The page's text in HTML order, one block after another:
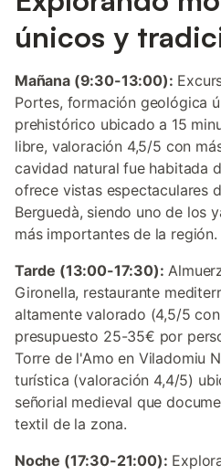
únicos y
Mañana (9:30-13:00):
Portes, formación geológica
prehistórico ubicado a 15
libre, valoración 4,5/5 con
cavidad natural fue habitada
ofrece vistas espectaculares
Berguedà, siendo uno de los
más importantes de la región.
Tarde (13:00-17:30):
Gironella, restaurante
altamente valorado (4,5/5
presupuesto 25-35€ por
Torre de l'Amo en Viladomiu
turística (valoración 4,4/5)
señorial medieval que
textil de la zona.
Noche (17:30-21:00):